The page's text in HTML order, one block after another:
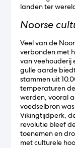
landen ter
Noorse
Veel van de
verbonden met
van veehouderij
gulle aarde
stammen uit
temperaturen
werden, vooral
voedselbron
Vikingtijdperk,
revolutie bleef
toenemen en
met culturele